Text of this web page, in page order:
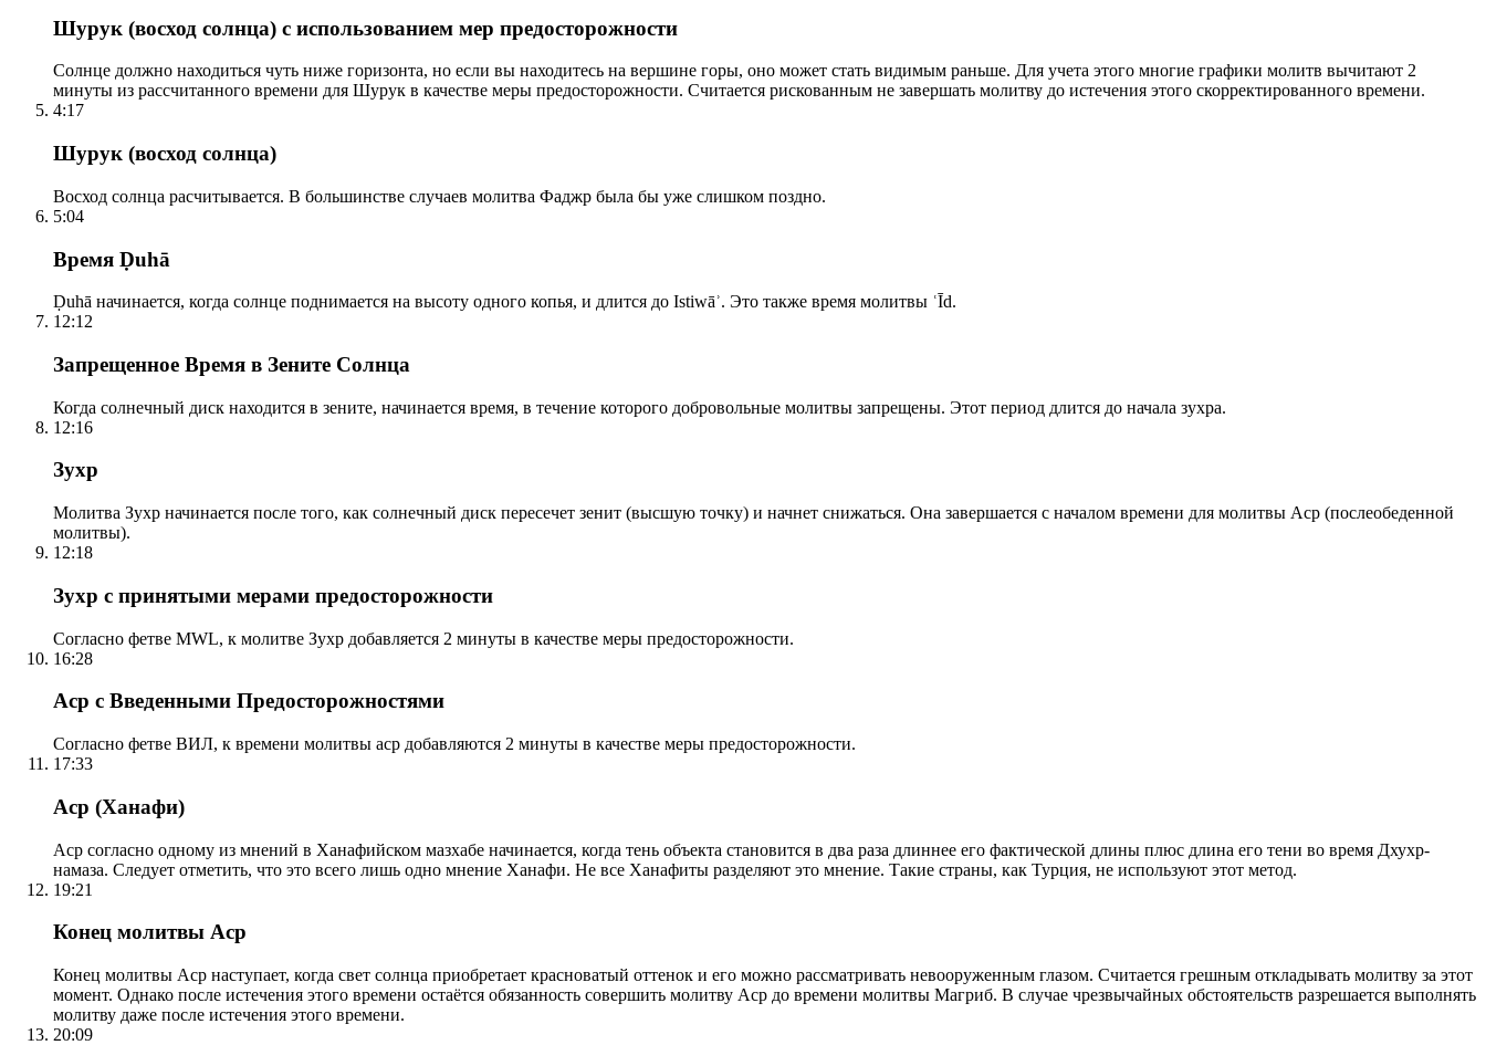
Шурук (восход солнца) с использованием мер предосторожности
Солнце должно находиться чуть ниже горизонта, но если вы находитесь на вершине горы, оно может стать видимым раньше. Для учета этого многие графики молитв вычитают 2
минуты из рассчитанного времени для Шурук в качестве меры предосторожности. Считается рискованным не завершать молитву до истечения этого скорректированного времени.
4:17
Шурук (восход солнца)
Восход солнца расчитывается. В большинстве случаев молитва Фаджр была бы уже слишком поздно.
5:04
Время Ḍuhā
Ḍuhā начинается, когда солнце поднимается на высоту одного копья, и длится до Istiwāʾ. Это также время молитвы ʿĪd.
12:12
Запрещенное Время в Зените Солнца
Когда солнечный диск находится в зените, начинается время, в течение которого добровольные молитвы запрещены. Этот период длится до начала зухра.
12:16
Зухр
Молитва Зухр начинается после того, как солнечный диск пересечет зенит (высшую точку) и начнет снижаться. Она завершается с началом времени для молитвы Аср (послеобеденной
молитвы).
12:18
Зухр с принятыми мерами предосторожности
Согласно фетве MWL, к молитве Зухр добавляется 2 минуты в качестве меры предосторожности.
16:28
Аср с Введенными Предосторожностями
Согласно фетве ВИЛ, к времени молитвы аср добавляются 2 минуты в качестве меры предосторожности.
17:33
Аср (Ханафи)
Аср согласно одному из мнений в Ханафийском мазхабе начинается, когда тень объекта становится в два раза длиннее его фактической длины плюс длина его тени во время Дхухр-
намаза. Следует отметить, что это всего лишь одно мнение Ханафи. Не все Ханафиты разделяют это мнение. Такие страны, как Турция, не используют этот метод.
19:21
Конец молитвы Аср
Конец молитвы Аср наступает, когда свет солнца приобретает красноватый оттенок и его можно рассматривать невооруженным глазом. Считается грешным откладывать молитву за этот
момент. Однако после истечения этого времени остаётся обязанность совершить молитву Аср до времени молитвы Магриб. В случае чрезвычайных обстоятельств разрешается выполнять
молитву даже после истечения этого времени.
20:09